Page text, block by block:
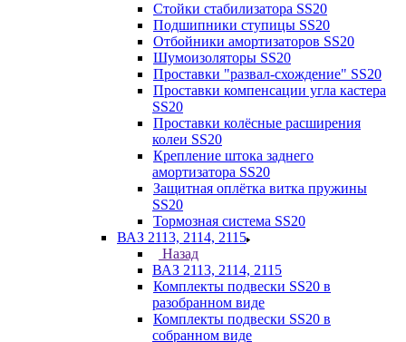
Стойки стабилизатора SS20
Подшипники ступицы SS20
Отбойники амортизаторов SS20
Шумоизоляторы SS20
Проставки "развал-схождение" SS20
Проставки компенсации угла кастера
SS20
Проставки колёсные расширения
колеи SS20
Крепление штока заднего
амортизатора SS20
Защитная оплётка витка пружины
SS20
Тормозная система SS20
ВАЗ 2113, 2114, 2115
Назад
ВАЗ 2113, 2114, 2115
Комплекты подвески SS20 в
разобранном виде
Комплекты подвески SS20 в
собранном виде